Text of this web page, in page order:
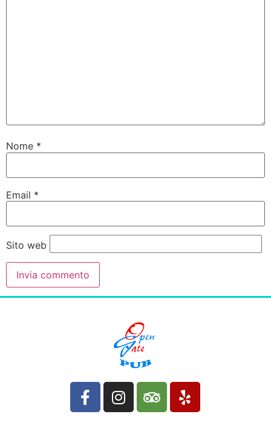
Nome *
Email *
Sito web